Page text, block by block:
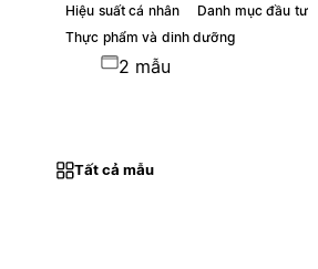
Hiệu suất cá nhân
Danh mục đầu tư
Thực phẩm và dinh dưỡng
2 mẫu
Tất cả mẫu